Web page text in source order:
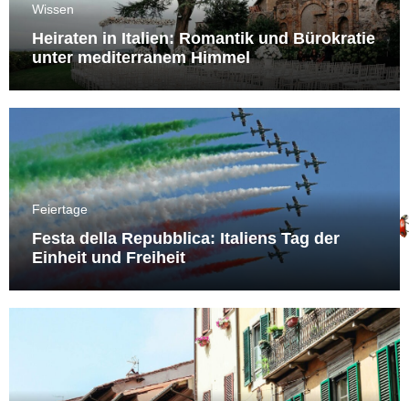
Wissen
Heiraten in Italien: Romantik und Bürokratie
unter mediterranem Himmel
Feiertage
Festa della Repubblica: Italiens Tag der
Einheit und Freiheit